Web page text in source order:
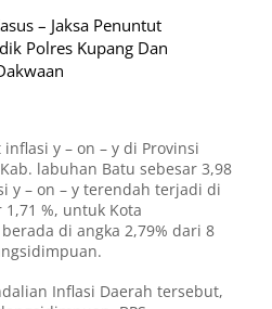
– Jaksa Penuntut
Polres Kupang Dan
y – on – y di Provinsi
labuhan Batu sebesar 3,98
y – on – y terendah terjadi di
%, untuk Kota
di angka 2,79% dari 8
Inflasi Daerah tersebut,